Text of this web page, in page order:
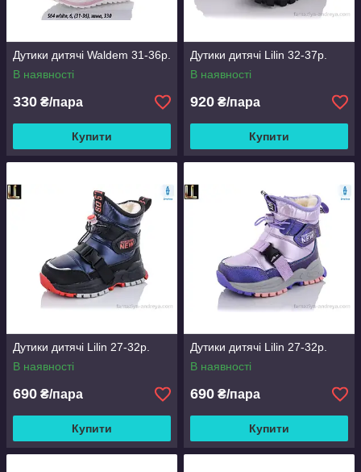
Дутики дитячі Waldem 31-36р.
В наявності
330 ₴/пара
Купити
Дутики дитячі Lilin 32-37р.
В наявності
920 ₴/пара
Купити
Дутики дитячі Lilin 27-32р.
В наявності
690 ₴/пара
Купити
Дутики дитячі Lilin 27-32р.
В наявності
690 ₴/пара
Купити